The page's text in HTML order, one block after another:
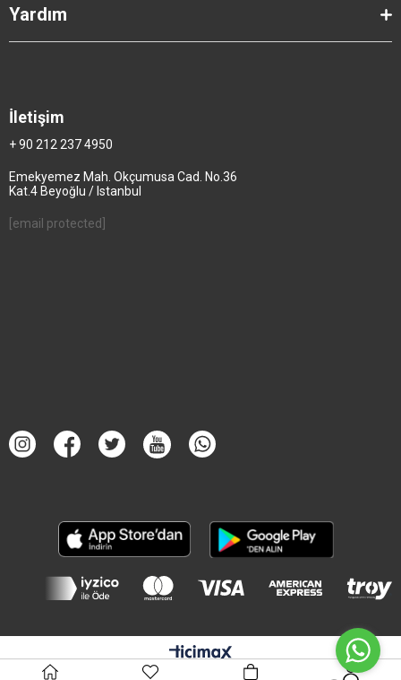
Yardım
İletişim
+ 90 212 237 4950
Emekyemez Mah. Okçumusa Cad. No.36
Kat.4 Beyoğlu / Istanbul
[email protected]